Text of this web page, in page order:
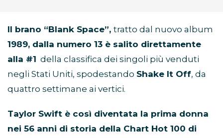
Il brano “Blank Space”, tratto dal nuovo album
1989, dalla numero 13 è salito direttamente
alla #1 della classifica dei singoli più venduti
negli Stati Uniti, spodestando Shake It Off, da
quattro settimane ai vertici.
Taylor Swift è così diventata la prima donna
nei 56 anni di storia della Chart Hot 100 di